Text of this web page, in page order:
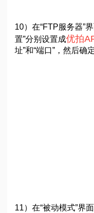
10）在“FTP服务器”
置”分别设置成优拍
址”和“端口”，然后确
11）在“被动模式”界